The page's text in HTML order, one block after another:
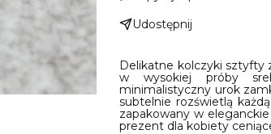
Udostępnij
Delikatne kolczyki sztyfty
w wysokiej próby
minimalistyczny urok
subtelnie rozświetlą
zapakowany w
prezent dla kobiety